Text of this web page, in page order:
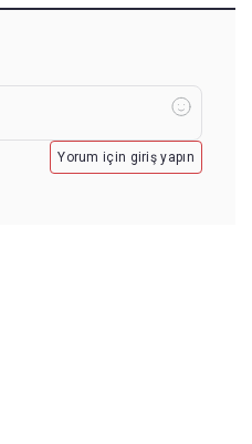
Yorum için giriş yapın